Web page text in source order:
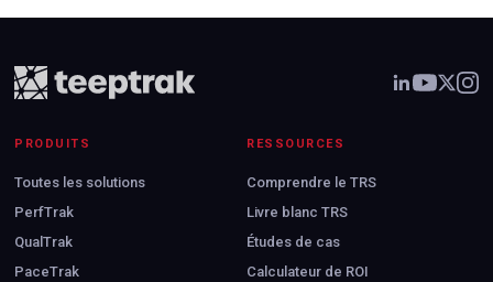
PRODUITS
Toutes les solutions
PerfTrak
QualTrak
PaceTrak
RESSOURCES
Comprendre le TRS
Livre blanc TRS
Études de cas
Calculateur de ROI